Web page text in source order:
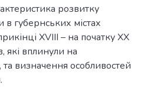
розвитку
в губернських містах
XVIII – на початку ХХ
які вплинули на
визначення особливостей